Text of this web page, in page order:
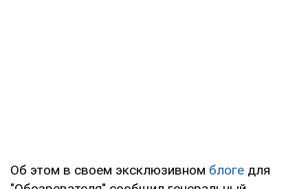
Об этом в своем эксклюзивном блоге для